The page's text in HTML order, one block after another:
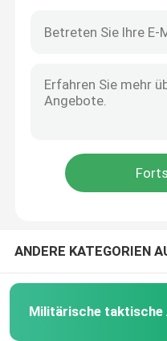
Produkte
ANDERE KATEGORIEN
Militärische taktische